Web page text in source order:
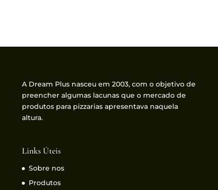
A Dream Plus nasceu em 2003, com o objetivo de
preencher algumas lacunas que o mercado de
produtos para pizzarias apresentava naquela
altura.
Links Úteis
Sobre nos
Produtos